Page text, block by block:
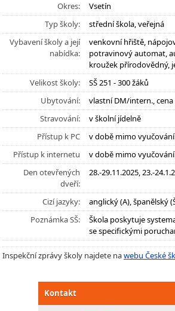
Okres:
Vsetín
Typ školy:
střední škola, veřejná
Vybavení školy a její
nabídka:
venkovní hřiště,
potravinový automat,
kroužek přírodovědný,
Velikost školy:
SŠ 251 - 300 žáků
Ubytování:
vlastní DM/intern., cena
Stravování:
v školní jídelně
Přístup k PC
v době mimo
Přístup k internetu
v době mimo
Den otevřených
dveří:
28.-29.11.2025, 23.-
Cizí jazyky:
anglický (A), španělský
Poznámka SŠ:
Škola poskytuje
se specifickými
Inspekční zprávy školy najdete nawebu České
Kontakt